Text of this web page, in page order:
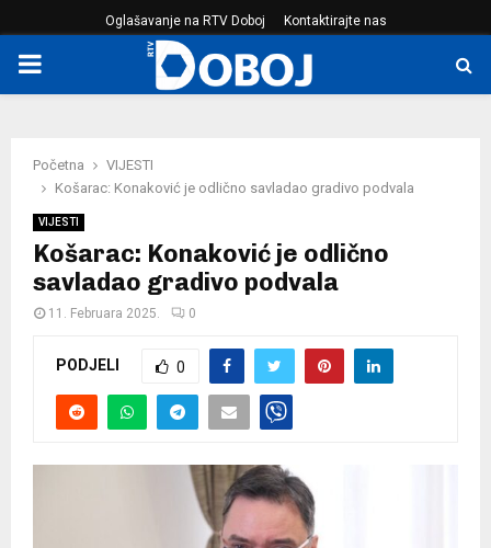
Oglašavanje na RTV Doboj Kontaktirajte nas
PRIMARY
Početna
VIJESTI
Košarac: Konaković je odlično savladao gradivo podvala
VIJESTI
Košarac: Konaković je odlično
savladao gradivo podvala
11. Februara 2025. 0
PODJELI 0